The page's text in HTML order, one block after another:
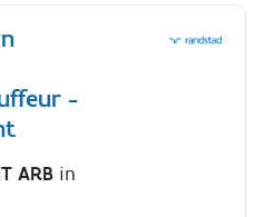
in de opgegeven
controles op de
te detecteren;Veilige
het laden en lossen van
wagens (bv. BMW) over het
-
ARB in